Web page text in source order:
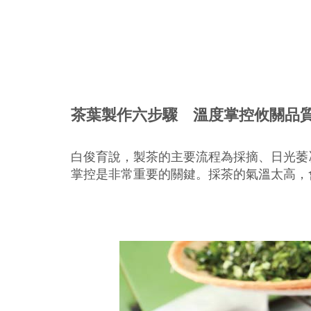
茶葉製作六步驟 溫度掌控攸關品
白俊育說，製茶的主要流程為採摘、日光
掌控是非常重要的關鍵。採茶的氣溫太高